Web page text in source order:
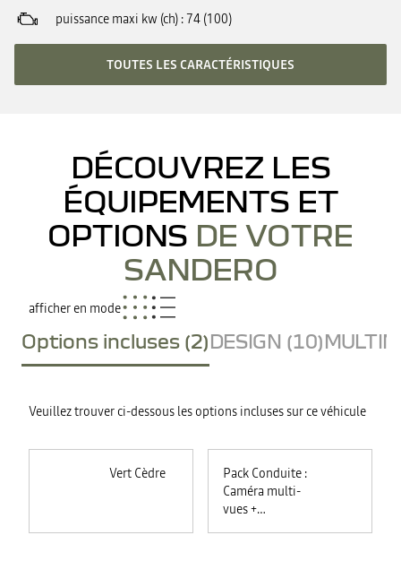
puissance maxi kw (ch) 74 (100)
TOUTES LES CARACTÉRISTIQUES
DÉCOUVREZ LES
ÉQUIPEMENTS ET
OPTIONS DE VOTRE
SANDERO
afficher en mode
Options incluses (2)DESIGN (10)
Veuillez trouver ci-dessous les options incluses sur ce véhicule
Vert Cèdre
Pack Conduite :
Caméra multi-
vues +